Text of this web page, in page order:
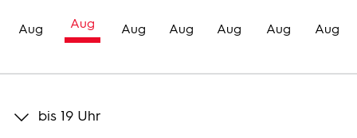
Trailer
Bilder
Aug Aug Aug Aug Aug Aug Aug
bis 19 Uhr